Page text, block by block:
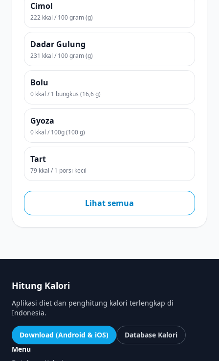
Cimol
222 kkal / 100 gram (g)
Dadar Gulung
231 kkal / 100 gram (g)
Bolu
0 kkal / 1 bungkus (16,6 g)
Gyoza
0 kkal / 100g (100 g)
Tart
79 kkal / 1 porsi kecil
Lihat semua
Hitung Kalori
Aplikasi diet dan penghitung kalori terlengkap di
Indonesia.
Download (Android & iOS)
Database Kalori
Menu